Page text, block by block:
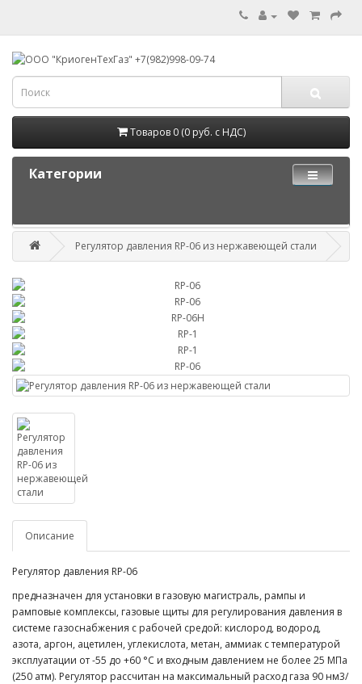
Товаров 0 (0 руб. с НДС)
Категории
Регулятор давления RP-06 из нержавеющей стали
Описание
Регулятор давления RP-06
предназначен для установки в газовую магистраль, рампы и
рамповые комплексы, газовые щиты для регулирования давления в
системе газоснабжения с рабочей средой: кислород, водород,
азота, аргон, ацетилен, углекислота, метан, аммиак с температурой
эксплуатации от -55 до +60 °С и входным давлением не более 25 МПа
(250 атм). Регулятор рассчитан на максимальный расход газа 90 нм3/